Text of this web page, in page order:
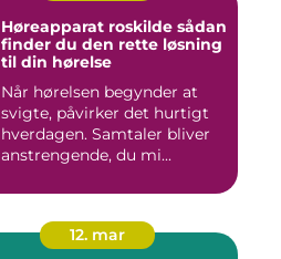
Høreapparat roskilde sådan
finder du den rette løsning
til din hørelse
Når hørelsen begynder at
svigte, påvirker det hurtigt
hverdagen. Samtaler bliver
anstrengende, du mi...
12. mar